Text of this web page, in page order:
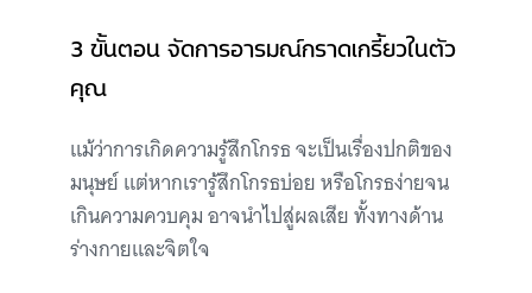
3 ขั้นตอน จัดการอารมณ์กราดเกรี้ยวในตัว
คุณ
แม้ว่าการเกิดความรู้สึกโกรธ จะเป็นเรื่องปกติของ
มนุษย์ แต่หากเรารู้สึกโกรธบ่อย หรือโกรธง่ายจน
เกินความควบคุม อาจนำไปสู่ผลเสีย ทั้งทางด้าน
ร่างกายและจิตใจ